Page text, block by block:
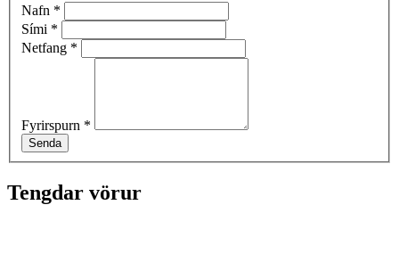
Nafn *
Sími *
Netfang *
Fyrirspurn *
Senda
Tengdar vörur